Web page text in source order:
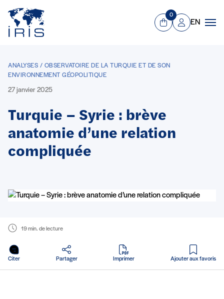
Aller au contenu principal
Panier
0
Mon compte
EN
ANALYSES / OBSERVATOIRE DE LA TURQUIE ET DE SON
ENVIRONNEMENT GÉOPOLITIQUE
27 janvier 2025
Turquie – Syrie : brève
anatomie d’une relation
compliquée
19 min. de lecture
Citer Partager Imprimer
en PDF
Ajouter aux favoris